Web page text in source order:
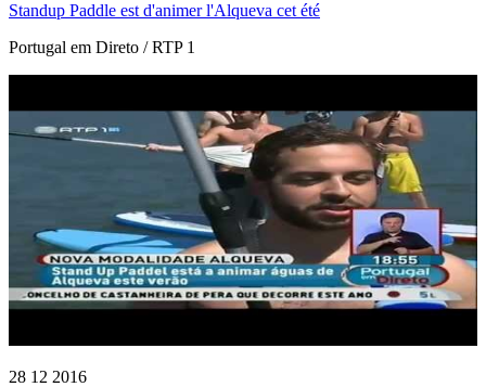
Standup Paddle est d'animer l'Alqueva cet été
Portugal em Direto / RTP 1
28 12 2016